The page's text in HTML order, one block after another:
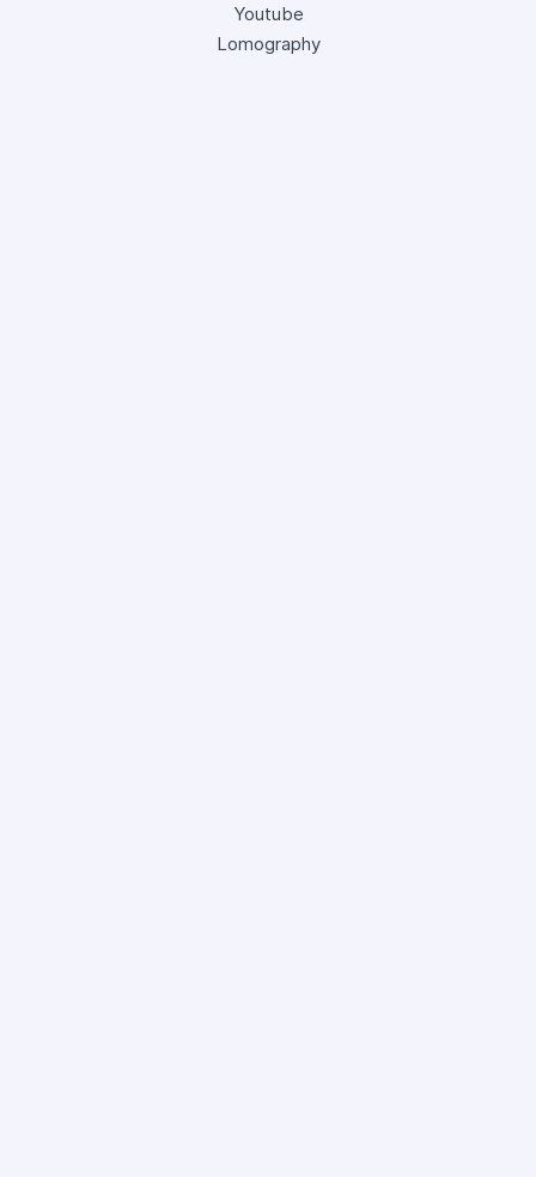
Youtube
Lomography